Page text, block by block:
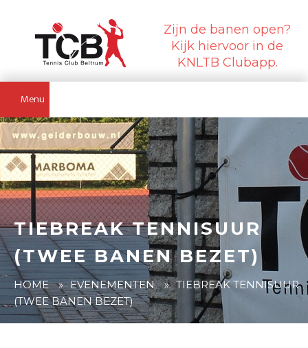
Zijn de banen open?
Kijk hiervoor in de
KNLTB Clubapp.
Menu
HOME » EVENEMENTEN » TIEBREAK TENNISUUR
(TWEE BANEN BEZET)
TIEBREAK TENNISUUR
(TWEE BANEN BEZET)